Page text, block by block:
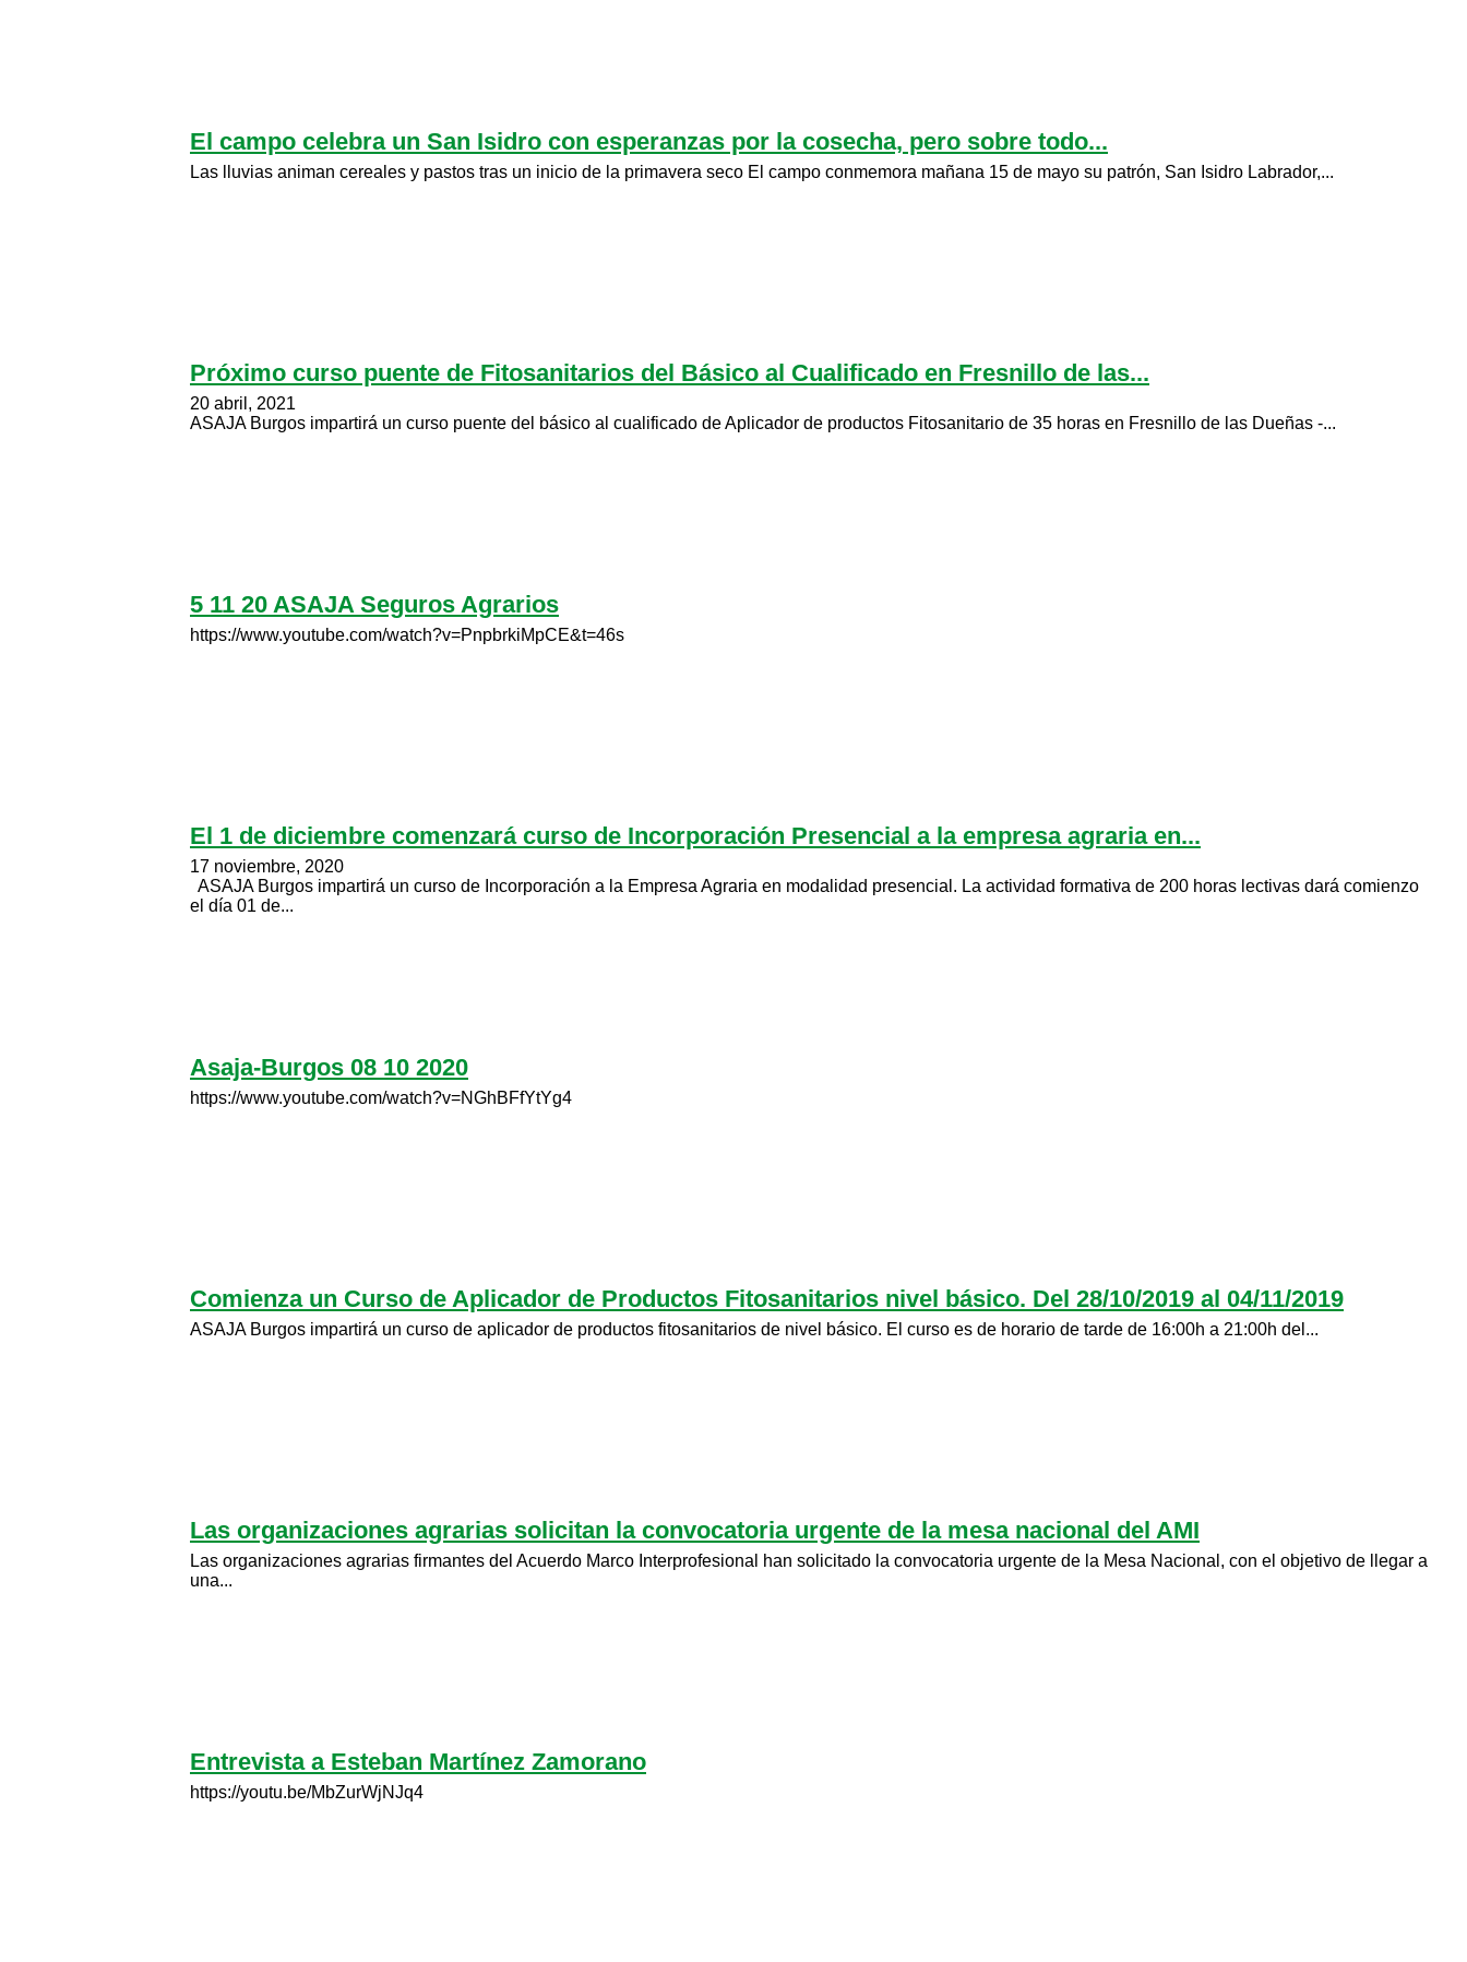
El campo celebra un San Isidro con esperanzas por la cosecha, pero sobre todo...
Las lluvias animan cereales y pastos tras un inicio de la primavera seco El campo conmemora mañana 15 de mayo su patrón, San Isidro Labrador,...
Próximo curso puente de Fitosanitarios del Básico al Cualificado en Fresnillo de las...
20 abril, 2021
ASAJA Burgos impartirá un curso puente del básico al cualificado de Aplicador de productos Fitosanitario de 35 horas en Fresnillo de las Dueñas -...
5 11 20 ASAJA Seguros Agrarios
https://www.youtube.com/watch?v=PnpbrkiMpCE&t=46s
El 1 de diciembre comenzará curso de Incorporación Presencial a la empresa agraria en...
17 noviembre, 2020
ASAJA Burgos impartirá un curso de Incorporación a la Empresa Agraria en modalidad presencial. La actividad formativa de 200 horas lectivas dará comienzo
el día 01 de...
Asaja-Burgos 08 10 2020
https://www.youtube.com/watch?v=NGhBFfYtYg4
Comienza un Curso de Aplicador de Productos Fitosanitarios nivel básico. Del 28/10/2019 al 04/11/2019
ASAJA Burgos impartirá un curso de aplicador de productos fitosanitarios de nivel básico. El curso es de horario de tarde de 16:00h a 21:00h del...
Las organizaciones agrarias solicitan la convocatoria urgente de la mesa nacional del AMI
Las organizaciones agrarias firmantes del Acuerdo Marco Interprofesional han solicitado la convocatoria urgente de la Mesa Nacional, con el objetivo de llegar a
una...
Entrevista a Esteban Martínez Zamorano
https://youtu.be/MbZurWjNJq4